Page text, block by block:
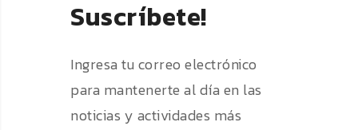
Suscríbete!
Ingresa tu correo electrónico
para mantenerte al día en las
noticias y actividades más